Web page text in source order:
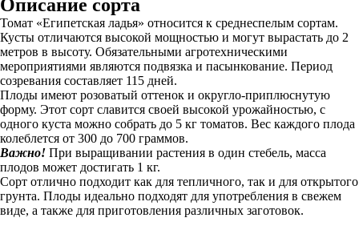
Описание сорта
Томат «Египетская ладья» относится к среднеспелым сортам.
Кусты отличаются высокой мощностью и могут вырастать до 2
метров в высоту. Обязательными агротехническими
мероприятиями являются подвязка и пасынкование. Период
созревания составляет 115 дней.
Плоды имеют розоватый оттенок и округло-приплюснутую
форму. Этот сорт славится своей высокой урожайностью, с
одного куста можно собрать до 5 кг томатов. Вес каждого плода
колеблется от 300 до 700 граммов.
Важно! При выращивании растения в один стебель, масса
плодов может достигать 1 кг.
Сорт отлично подходит как для тепличного, так и для открытого
грунта. Плоды идеально подходят для употребления в свежем
виде, а также для приготовления различных заготовок.